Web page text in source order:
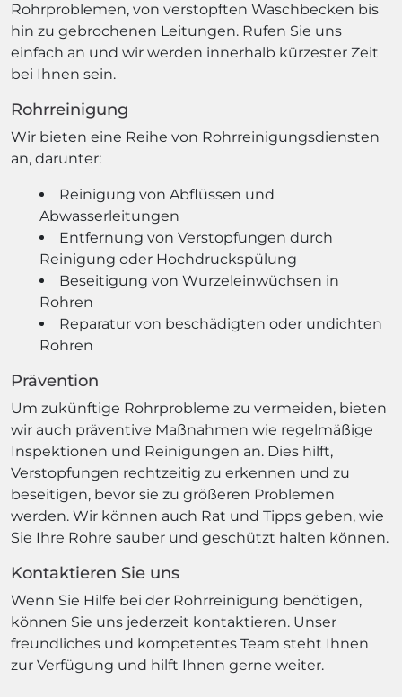
Rohrproblemen, von verstopften Waschbecken bis
hin zu gebrochenen Leitungen. Rufen Sie uns
einfach an und wir werden innerhalb kürzester Zeit
bei Ihnen sein.
Rohrreinigung
Wir bieten eine Reihe von Rohrreinigungsdiensten
an, darunter:
Reinigung von Abflüssen und
Abwasserleitungen
Entfernung von Verstopfungen durch
Reinigung oder Hochdruckspülung
Beseitigung von Wurzeleinwüchsen in
Rohren
Reparatur von beschädigten oder undichten
Rohren
Prävention
Um zukünftige Rohrprobleme zu vermeiden, bieten
wir auch präventive Maßnahmen wie regelmäßige
Inspektionen und Reinigungen an. Dies hilft,
Verstopfungen rechtzeitig zu erkennen und zu
beseitigen, bevor sie zu größeren Problemen
werden. Wir können auch Rat und Tipps geben, wie
Sie Ihre Rohre sauber und geschützt halten können.
Kontaktieren Sie uns
Wenn Sie Hilfe bei der Rohrreinigung benötigen,
können Sie uns jederzeit kontaktieren. Unser
freundliches und kompetentes Team steht Ihnen
zur Verfügung und hilft Ihnen gerne weiter.